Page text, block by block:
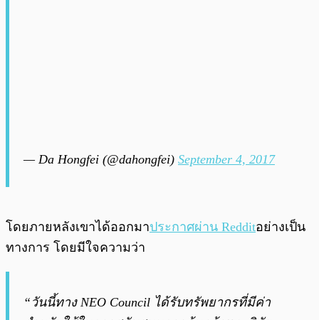
— Da Hongfei (@dahongfei) September 4, 2017
โดยภายหลังเขาได้ออกมาประกาศผ่าน Redditอย่างเป็น
ทางการ โดยมีใจความว่า
“วันนี้ทาง NEO Council ได้รับทรัพยากรที่มีค่า